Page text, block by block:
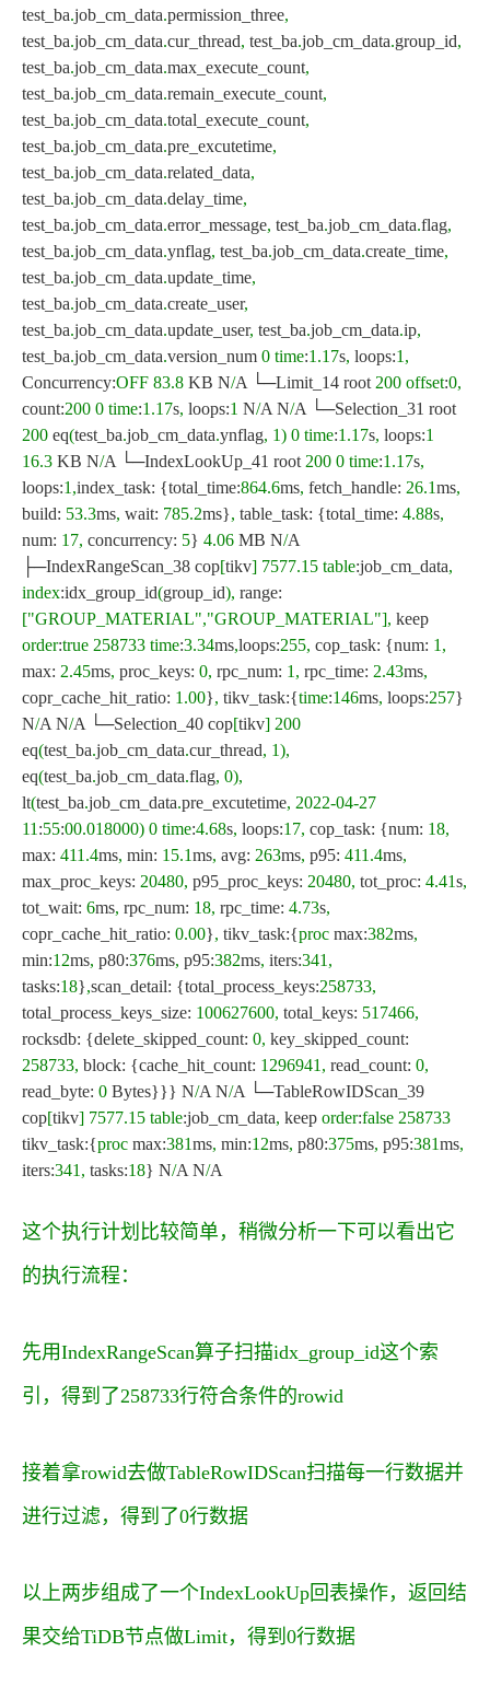
test_ba.job_cm_data.permission_three,
test_ba.job_cm_data.cur_thread, test_ba.job_cm_data.group_id,
test_ba.job_cm_data.max_execute_count,
test_ba.job_cm_data.remain_execute_count,
test_ba.job_cm_data.total_execute_count,
test_ba.job_cm_data.pre_excutetime,
test_ba.job_cm_data.related_data,
test_ba.job_cm_data.delay_time,
test_ba.job_cm_data.error_message, test_ba.job_cm_data.flag,
test_ba.job_cm_data.ynflag, test_ba.job_cm_data.create_time,
test_ba.job_cm_data.update_time,
test_ba.job_cm_data.create_user,
test_ba.job_cm_data.update_user, test_ba.job_cm_data.ip,
test_ba.job_cm_data.version_num 0 time:1.17s, loops:1 ,
Concurrency:OFF 83.8 KB N/A └─Limit_14 root 200 offset:0,
count:200 0 time:1.17s, loops:1 N/A N/A └─Selection_31 root
200 eq(test_ba.job_cm_data.ynflag, 1) 0 time:1.17s, loops:1
16.3 KB N/A └─IndexLookUp_41 root 200 0 time:1.17s,
loops:1 ,index_task: {total_time:864.6ms, fetch_handle: 26.1ms,
build: 53.3ms, wait: 785.2ms}, table_task: {total_time: 4.88s,
num: 17, concurrency: 5} 4.06 MB N/A
├─IndexRangeScan_38 cop[tikv] 7577.15 table:job_cm_data,
index:idx_group_id(group_id), range:
["GROUP_MATERIAL","GROUP_MATERIAL"], keep
order:true 258733 time:3.34ms,loops:255, cop_task: {num: 1 ,
max: 2.45ms, proc_keys: 0, rpc_num: 1 , rpc_time: 2.43ms,
copr_cache_hit_ratio: 1.00}, tikv_task:{time:146ms, loops:257}
N/A N/A └─Selection_40 cop[tikv] 200
eq(test_ba.job_cm_data.cur_thread, 1),
eq(test_ba.job_cm_data.flag, 0),
lt(test_ba.job_cm_data.pre_excutetime, 2022-04-27
11 :55:00.018000) 0 time:4.68s, loops:17, cop_task: {num: 18,
max: 411.4ms, min: 15.1ms, avg: 263ms, p95: 411.4ms,
max_proc_keys: 20480, p95_proc_keys: 20480, tot_proc: 4.41s,
tot_wait: 6ms, rpc_num: 18, rpc_time: 4.73s,
copr_cache_hit_ratio: 0.00}, tikv_task:{proc max:382ms,
min:12ms, p80:376ms, p95:382ms, iters:341 ,
tasks:18},scan_detail: {total_process_keys:258733,
total_process_keys_size: 100627600, total_keys: 517466,
rocksdb: {delete_skipped_count: 0, key_skipped_count:
258733, block: {cache_hit_count: 1296941 , read_count: 0,
read_byte: 0 Bytes}}} N/A N/A └─TableRowIDScan_39
cop[tikv] 7577.15 table:job_cm_data, keep order:false 258733
tikv_task:{proc max:381ms, min:12ms, p80:375ms, p95:381ms,
iters:341 , tasks:18} N/A N/A
这个执行计划比较简单，稍微分析一下可以看出它
的执行流程：
先用IndexRangeScan算子扫描idx_group_id这个索
引，得到了258733行符合条件的rowid
接着拿rowid去做TableRowIDScan扫描每一行数据并
进行过滤，得到了0行数据
以上两步组成了一个IndexLookUp回表操作，返回结
果交给TiDB节点做Limit，得到0行数据